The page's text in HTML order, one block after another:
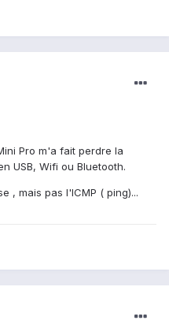
Pro m'a fait perdre la
USB, Wifi ou Bluetooth.
, mais pas l'ICMP ( ping)...